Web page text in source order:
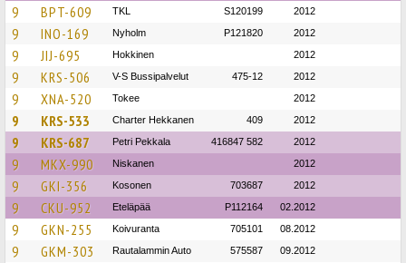
9 BPT-609 TKL S120199 2012
9 INO-169 Nyholm P121820 2012
9 JIJ-695 Hokkinen 2012
9 KRS-506 V-S Bussipalvelut 475-12 2012
9 XNA-520 Tokee 2012
9 KRS-533 Charter Hekkanen 409 2012
9 KRS-687 Petri Pekkala 416847 582 2012
9 MKX-990 Niskanen 2012
9 GKI-356 Kosonen 703687 2012
9 CKU-952 Eteläpää P112164 02.2012
9 GKN-255 Koivuranta 705101 08.2012
9 GKM-303 Rautalammin Auto 575587 09.2012